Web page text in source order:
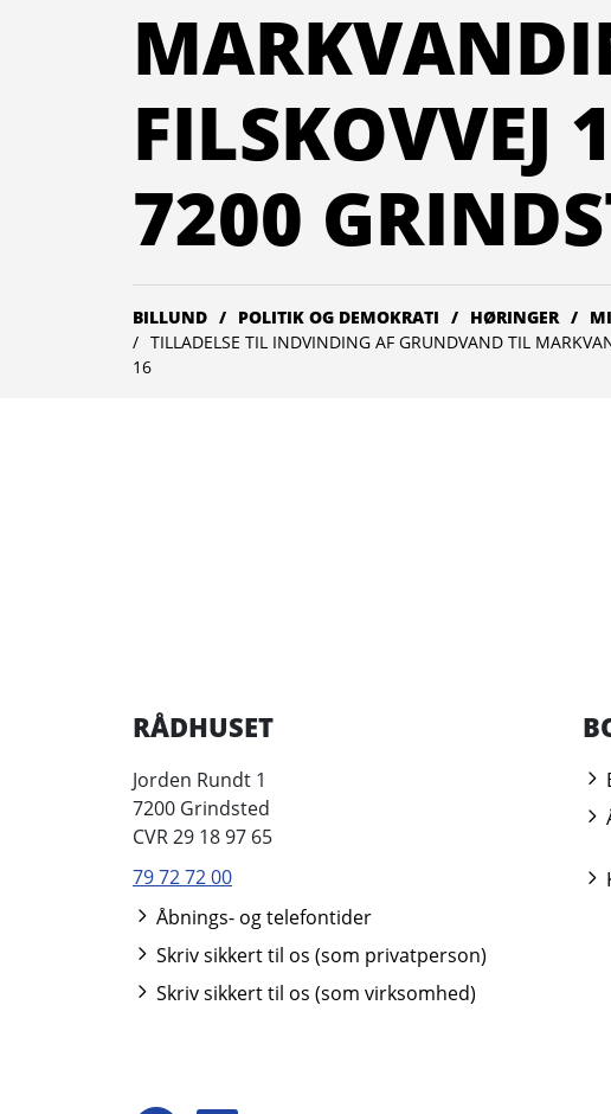
FILSKOVVEJ
7200
BILLUND POLITIK OG DEMOKRATI HØRINGER
TILLADELSE TIL INDVINDING AF GRUNDVAND TIL
16
RÅDHUSET
Jorden Rundt 1
7200 Grindsted
CVR 29 18 97 65
79 72 72 00
Åbnings- og telefontider
Skriv sikkert til os (som privatperson)
Skriv sikkert til os (som virksomhed)